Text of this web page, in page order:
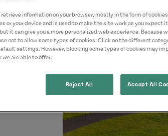
information on your browser, mostly in the form of
or your device and is used to make the site work as you expect
it can give you a more personalized web experience. Because
not to allow some types of cookies. Click on the different
settings. However, blocking some types of cookies may
are able to offer.
Reject All Accept All